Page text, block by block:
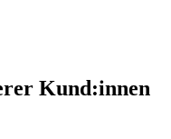
Kund:innen